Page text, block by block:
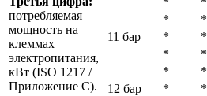
потребляемая
мощность на
клеммах
электропитания,
кВт (ISO 1217 /
Приложение C).
11 бар
* *
*
*
*
*
12 бар
* *
*
*